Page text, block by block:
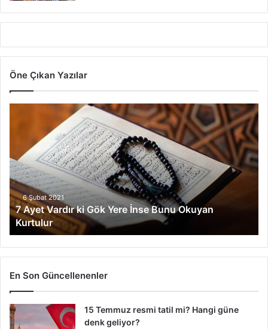
Öne Çıkan Yazılar
t
V
a
r
d
r
k
i
G
Y
e
6 Şubat 2021
7 Ayet Vardır ki Gök Yere İnse Bunu Okuyan
Kurtulur
En Son Güncellenenler
15 Temmuz resmi tatil mi? Hangi güne
denk geliyor?